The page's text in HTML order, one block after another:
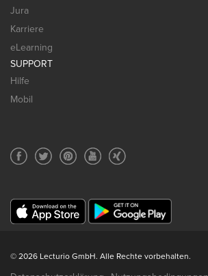
Jura
Karriere
eLearning
SUPPORT
Hilfe
Mobil
© 2026 Lecturio GmbH. Alle Rechte vorbehalten.